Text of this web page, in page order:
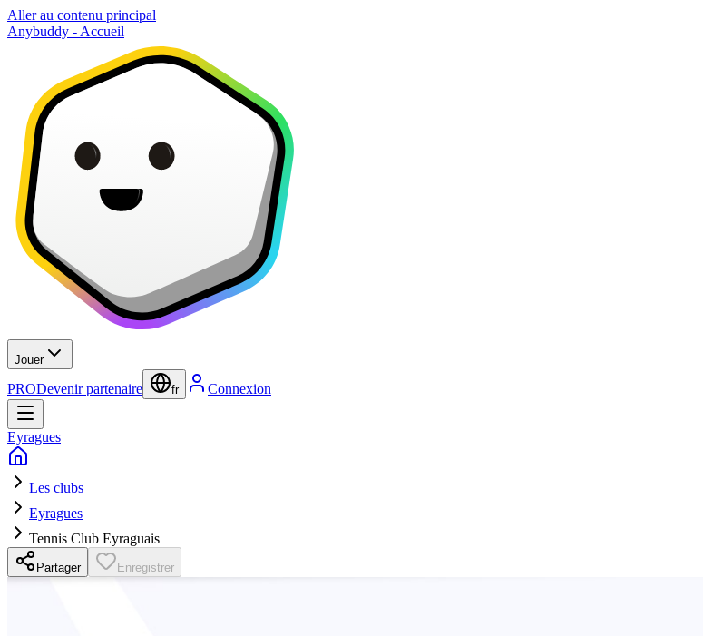
Aller au contenu principal
Anybuddy - Accueil
Jouer
PRODevenir partenaire fr Connexion
Eyragues
Les clubs
Eyragues
Tennis Club Eyraguais
Partager Enregistrer